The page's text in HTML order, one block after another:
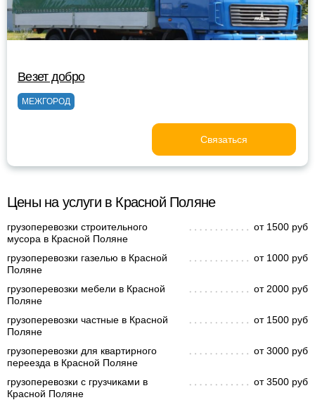
Везет добро
МЕЖГОРОД
Связаться
Цены на услуги в Красной Поляне
грузоперевозки строительного
мусора в Красной Поляне
от 1500 руб
грузоперевозки газелью в Красной
Поляне
от 1000 руб
грузоперевозки мебели в Красной
Поляне
от 2000 руб
грузоперевозки частные в Красной
Поляне
от 1500 руб
грузоперевозки для квартирного
переезда в Красной Поляне
от 3000 руб
грузоперевозки с грузчиками в
Красной Поляне
от 3500 руб